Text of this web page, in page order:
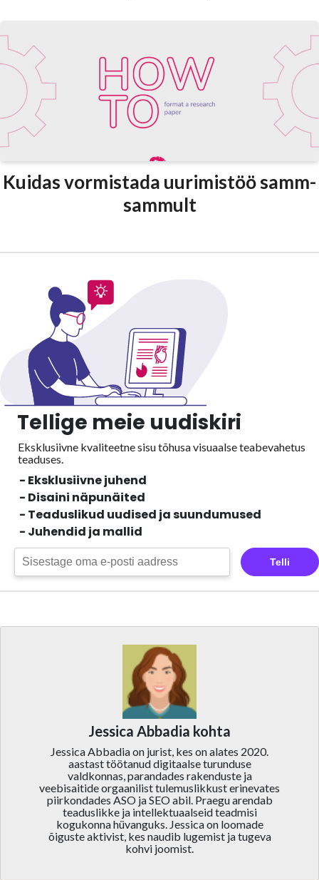
Kuidas vormistada uurimistöö samm-
sammult
Tellige meie uudiskiri
Eksklusiivne kvaliteetne sisu tõhusa visuaalseteabevahetus
teaduses.
- Eksklusiivne juhend
- Disaini näpunäited
- Teaduslikud uudised ja suundumused
- Juhendid ja mallid
Telli
Jessica Abbadia kohta
Jessica Abbadia on jurist, kes on alates 2020.
aastast töötanud digitaalse turunduse
valdkonnas, parandades rakenduste ja
veebisaitide orgaanilist tulemuslikkust erinevates
piirkondades ASO ja SEO abil. Praegu arendab
teaduslikke ja intellektuaalseid teadmisi
kogukonna hüvanguks. Jessica on loomade
õiguste aktivist, kes naudib lugemist ja tugeva
kohvi joomist.